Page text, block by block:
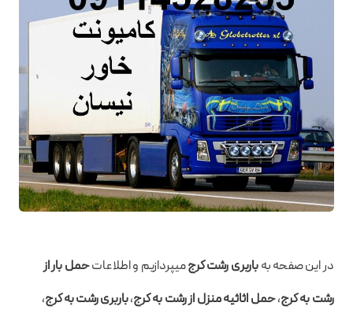
در این صفحه بهباربری رشت کرجمیپردازیم و اطلاعاتحمل بار از
رشت به کرج،حمل اثاثیه منزل از رشت به کرج،باربری رشت به کرج،